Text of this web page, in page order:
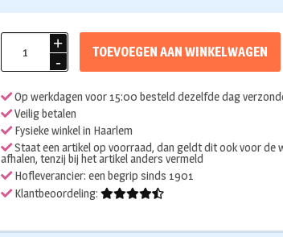
echt
Gilbert
met
krul
zwart
aantal
TOEVOEGEN AAN WINKELWAGEN
Op werkdagen voor 15:00 besteld dezelfde dag
Veilig betalen
Fysieke winkel in Haarlem
Staat een artikel op voorraad, dan geldt dit ook voor de
afhalen, tenzij bij het artikel anders vermeld
Hofleverancier: een begrip sinds 1901
Klantbeoordeling: